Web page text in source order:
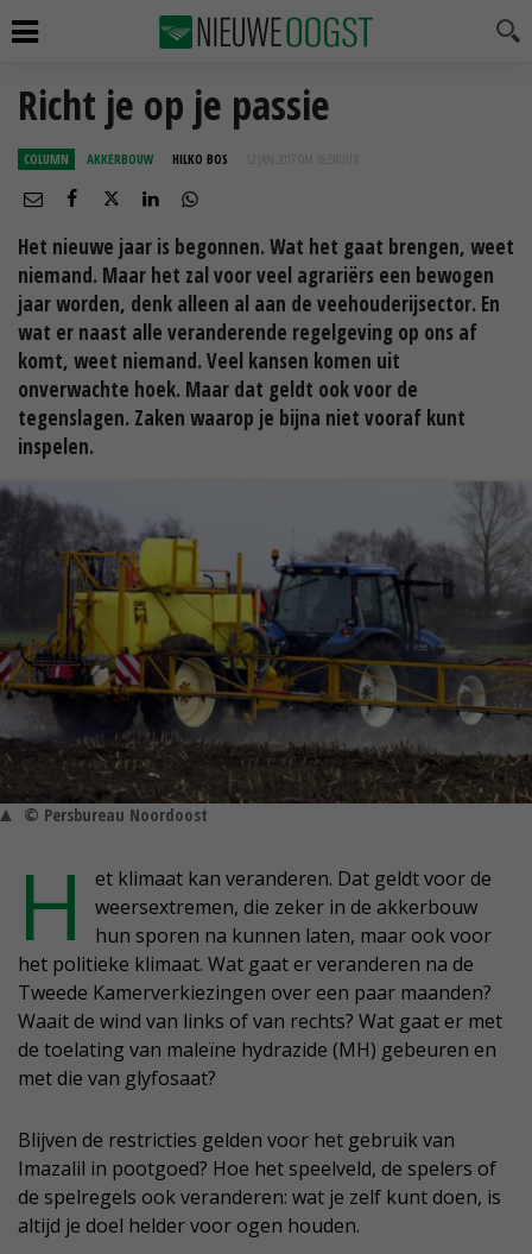
Richt je op je passie
COLUMN AKKERBOUW HILKO BOS 12 JAN 2017 OM 16:58
Het nieuwe jaar is begonnen. Wat het gaat brengen, weet
niemand. Maar het zal voor veel agrariërs een bewogen
jaar worden, denk alleen al aan de veehouderijsector. En
wat er naast alle veranderende regelgeving op ons af
komt, weet niemand. Veel kansen komen uit
onverwachte hoek. Maar dat geldt ook voor de
tegenslagen. Zaken waarop je bijna niet vooraf kunt
inspelen.
© Persbureau Noordoost
H
et klimaat kan veranderen. Dat geldt voor de
weersextremen, die zeker in de akkerbouw
hun sporen na kunnen laten, maar ook voor
het politieke klimaat. Wat gaat er veranderen na de
Tweede Kamerverkiezingen over een paar maanden?
Waait de wind van links of van rechts? Wat gaat er met
de toelating van maleïne hydrazide (MH) gebeuren en
met die van glyfosaat?
Blijven de restricties gelden voor het gebruik van
Imazalil in pootgoed? Hoe het speelveld, de spelers of
de spelregels ook veranderen: wat je zelf kunt doen, is
altijd je doel helder voor ogen houden.